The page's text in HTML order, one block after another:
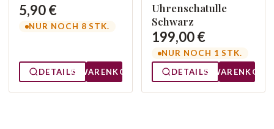
5,90 €
NUR NOCH 8 STK.
DETAILS WARENKORB
Uhrenschatulle
Schwarz
199,00 €
NUR NOCH 1 STK.
DETAILS
WARENKORB